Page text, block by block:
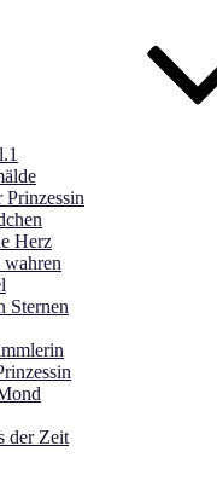
Prinzessin
Herz
Sternen
der Zeit